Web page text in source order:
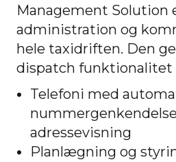
Management Solution
administration og
hele taxidriften. Den
dispatch funktionalitet
Telefoni med
adressevisning
Planlægning og